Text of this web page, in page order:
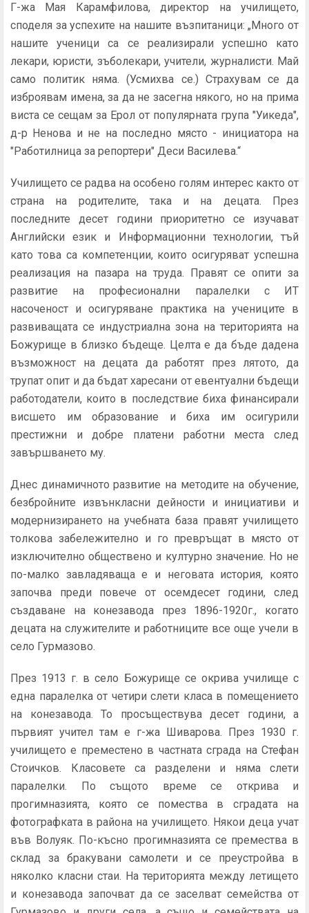
Г-жа Мая Карамфилова, директор на училището,
споделя за успехите на нашите възпитаници: „Много от
нашите ученици са се реализирали успешно като
лекари, юристи, зъболекари, учители, журналисти. Май
само политик няма. (Усмихва се.) Страхувам се да
изброявам имена, за да не засегна някого, но на прима
виста се сещам за Ерол от популярната група "Уикеда",
д-р Ненова и не на последно място - инициатора на
"Работилница за репортери" Деси Василева.“
Училището се радва на особено голям интерес както от
страна на родителите, така и на децата. През
последните десет години приоритетно се изучават
Английски език и Информационни технологии, тъй
като това са компетенции, които осигуряват успешна
реализация на пазара на труда. Правят се опити за
развитие на професионални паралелки с ИТ
насоченост и осигуряване практика на учениците в
развиващата се индустриална зона на територията на
Божурище в близко бъдеще. Целта е да бъде дадена
възможност на децата да работят през лятото, да
трупат опит и да бъдат харесани от евентуални бъдещи
работодатели, които в последствие биха финансирали
висшето им образование и биха им осигурили
престижни и добре платени работни места след
завършването му.
Днес динамичното развитие на методите на обучение,
безбройните извънкласни дейности и инициативи и
модернизирането на учебната база правят училището
толкова забележително и го превръщат в място от
изключително обществено и културно значение. Но не
по-малко завладяваща е и неговата история, която
започва преди повече от осемдесет години, след
създаване на конезавода през 1896-1920г., когато
децата на служителите и работниците все още учели в
село Гурмазово.
През 1913 г. в село Божурище се окрива училище с
една паралелка от четири слети класа в помещението
на конезавода. То просъществува десет години, а
първият учител там е г-жа Шиварова. През 1930 г.
училището е преместено в частната сграда на Стефан
Стоичков. Класовете са разделени и няма слети
паралелки. По същото време се открива и
прогимназията, която се помества в сградата на
фотографката в района на училището. Някои деца учат
във Волуяк. По-късно прогимназията се премества в
склад за бракувани самолети и се преустройва в
няколко класни стаи. На територията между летището
и конезавода започват да се заселват семейства от